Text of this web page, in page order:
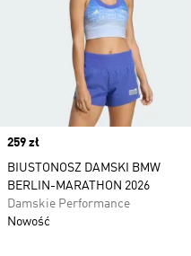
Price
259 zł
BIUSTONOSZ DAMSKI BMW
BERLIN-MARATHON 2026
Damskie Performance
Nowość